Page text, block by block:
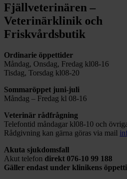
Fjällveterinären –
Veterinärklinik och
Friskvårdsbutik
Ordinarie öppettider
Måndag, Onsdag, Fredag kl08-16
Tisdag, Torsdag kl08-20
Sommaröppet juni-juli
Måndag – Fredag kl 08-16
Veterinär rådfrågning
Telefontid måndagar kl08-10 och
Rådgivning kan gärna göras via mail
Akuta sjukdomsfall
Akut telefon direkt 076-10 99 188
Gäller endast under klinikens